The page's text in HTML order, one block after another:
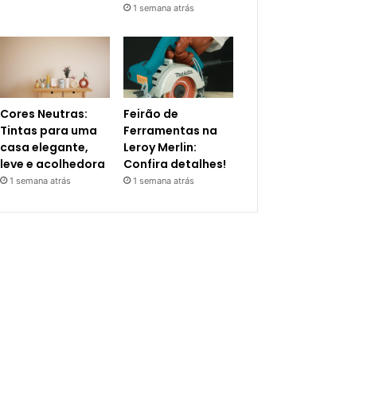
1 semana atrás
Cores Neutras:
Tintas para uma
casa elegante,
leve e acolhedora
1 semana atrás
Feirão de
Ferramentas na
Leroy Merlin:
Confira detalhes!
1 semana atrás